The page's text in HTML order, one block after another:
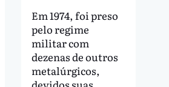
Em 1974, foi preso
pelo regime
militar com
dezenas de outros
metalúrgicos,